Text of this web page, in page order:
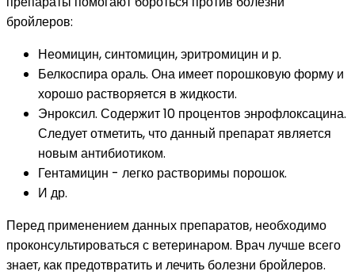
бройлеров:
Неомицин, синтомицин, эритромицин и р.
Белкоспира ораль. Она имеет порошковую форму и
хорошо растворяется в жидкости.
Энроксил. Содержит 10 процентов энрофлоксацина.
Следует отметить, что данный препарат является
новым антибиотиком.
Гентамицин - легко растворимы порошок.
И др.
Перед применением данных препаратов, необходимо
проконсультироваться с ветеринаром. Врач лучше всего
знает, как предотвратить и лечить болезни бройлеров.